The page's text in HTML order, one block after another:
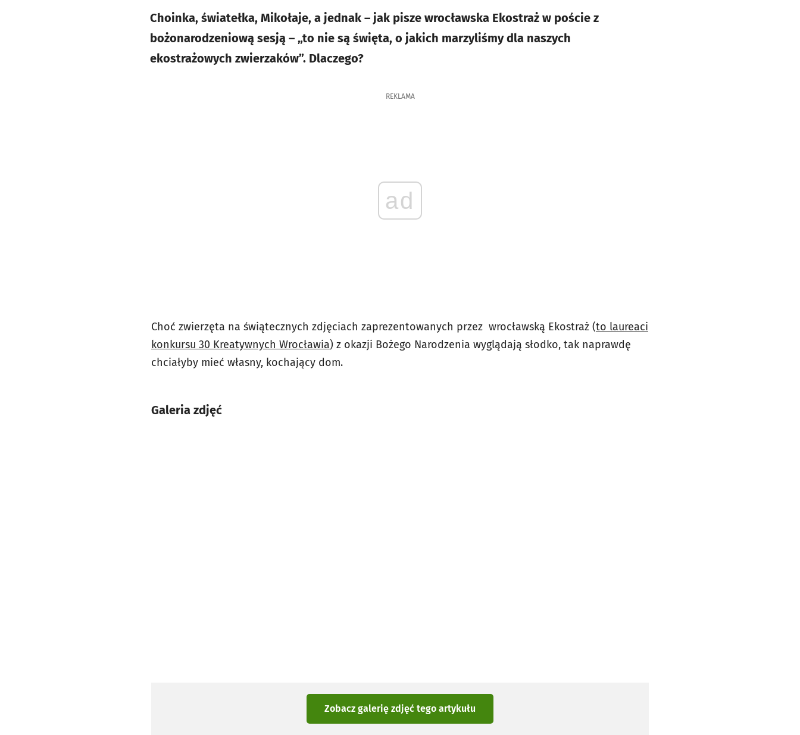
Choinka, światełka, Mikołaje, a jednak – jak pisze wrocławska Ekostraż w poście z
bożonarodzeniową sesją – „to nie są święta, o jakich marzyliśmy dla naszych
ekostrażowych zwierzaków”. Dlaczego?
REKLAMA
ad
Choć zwierzęta na świątecznych zdjęciach zaprezentowanych przez wrocławską Ekostraż (to laureaci
konkursu 30 Kreatywnych Wrocławia) z okazji Bożego Narodzenia wyglądają słodko, tak naprawdę
chciałyby mieć własny, kochający dom.
Galeria zdjęć
Zobacz galerię zdjęć tego artykułu